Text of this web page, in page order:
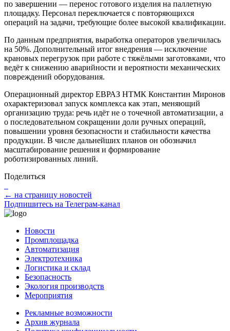
по завершении — перенос готового изделия на паллетную
площадку. Персонал переключается с повторяющихся
операций на задачи, требующие более высокой квалификации.
По данным предприятия, выработка операторов увеличилась
на 50%. Дополнительный итог внедрения — исключение
крановых перегрузок при работе с тяжёлыми заготовками, что
ведёт к снижению аварийности и вероятности механических
повреждений оборудования.
Операционный директор ЕВРАЗ НТМК Константин Миронов
охарактеризовал запуск комплекса как этап, меняющий
организацию труда: речь идёт не о точечной автоматизации, а
о последовательном сокращении доли ручных операций,
повышении уровня безопасности и стабильности качества
продукции. В числе дальнейших планов он обозначил
масштабирование решения и формирование
роботизированных линий.
Поделиться
← на страницу новостей
Подпишитесь на Телеграм-канал
Новости
Промплощадка
Автоматизация
Электротехника
Логистика и склад
Безопасность
Экология производств
Мероприятия
Рекламные возможности
Архив журнала